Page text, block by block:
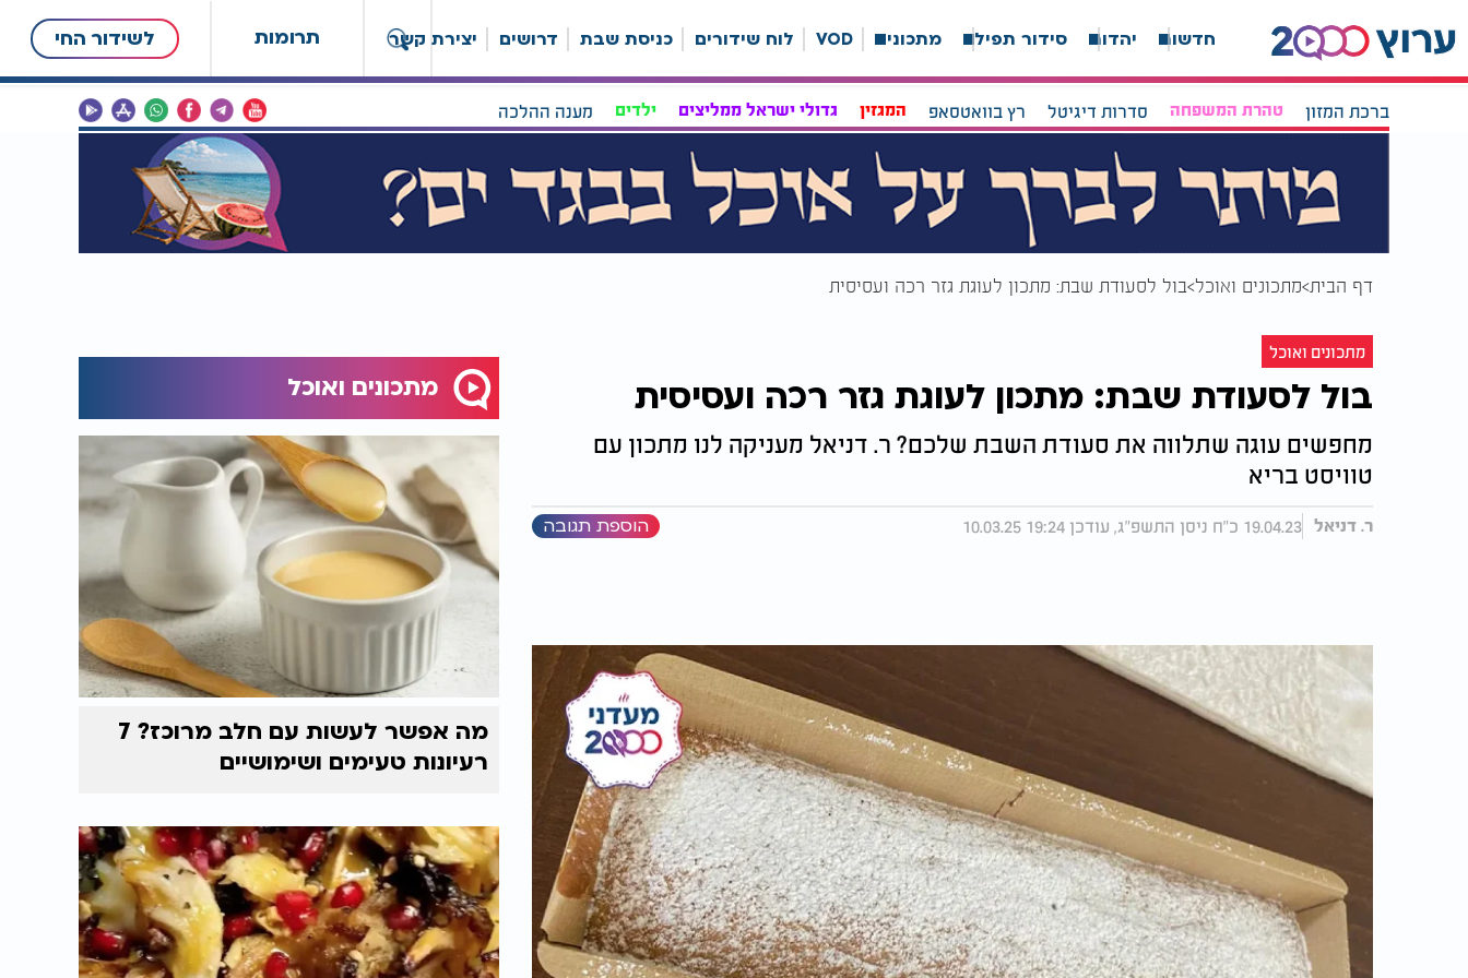
תרומות לשידור החי חדשות יהדות סידור תפילה מתכונים VOD לוח שידורים כניסת שבת דרושים יצירת קשר
ברכת המזון טהרת המשפחה סדרות דיגיטל רץ בוואטסאפ המגזין גדולי ישראל ממליצים ילדים מענה ההלכה
דף הבית מתכונים ואוכל בול לסעודת שבת: מתכון לעוגת גזר רכה ועסיסית
מתכונים ואוכל
בול לסעודת שבת: מתכון לעוגת גזר רכה ועסיסית
מחפשים עוגה שתלווה את סעודת השבת שלכם? ר. דניאל מעניקה לנו מתכון עם
טוויסט בריא
ר. דניאל 19.04.23 כ"ח ניסן התשפ"ג, עודכן 19:24 10.03.25 הוספת תגובה
מתכונים ואוכל
מה אפשר לעשות עם חלב מרוכז? 7
רעיונות טעימים ושימושיים